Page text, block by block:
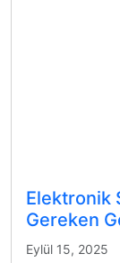
Elektronik
Gereken
Eylül 15, 2025